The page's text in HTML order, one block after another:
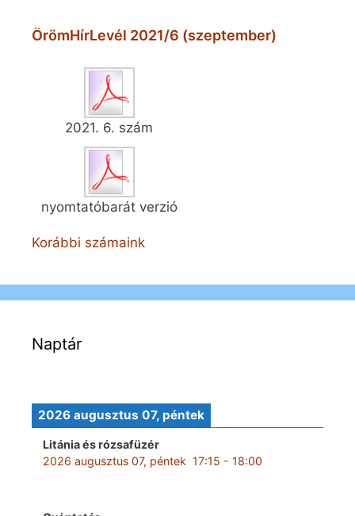
ÖrömHírLevél 2021/6 (szeptember)
2021. 6. szám
nyomtatóbarát verzió
Korábbi számaink
Naptár
2026 augusztus 07, péntek
Litánia és rózsafüzér
2026 augusztus 07, péntek 17:15 - 18:00